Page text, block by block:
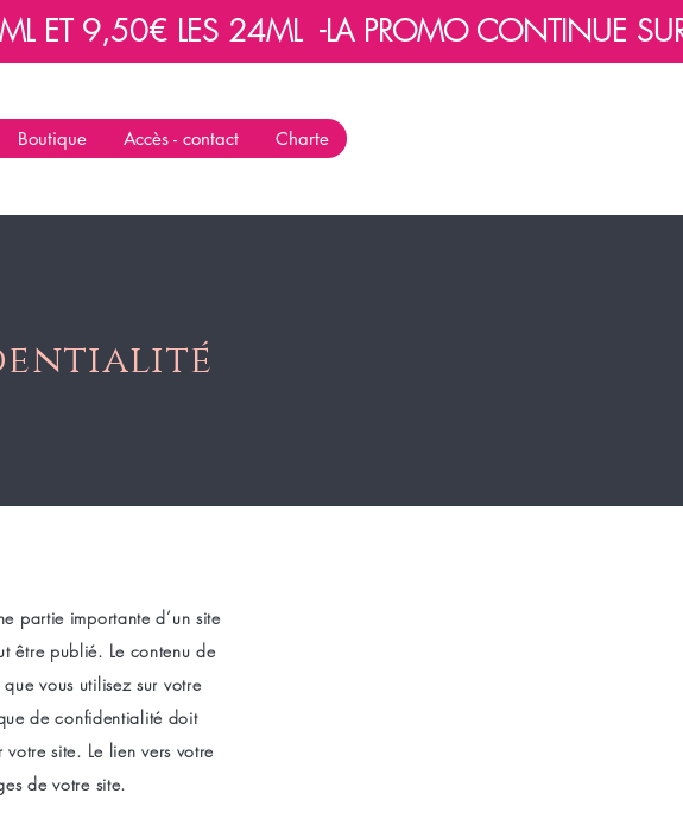
ET 9,50€ LES 24ML  -
Boutique Accès - contact Charte
partie importante d’un site
être publié. Le contenu de
vous utilisez sur votre
de confidentialité doit
site. Le lien vers votre
de votre site.